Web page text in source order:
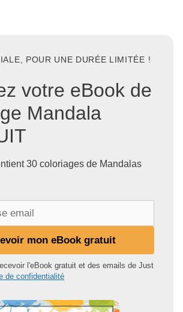
POUR UNE DURÉE LIMITÉE !
votre eBook de
Mandala
30 coloriages de Mandalas
mon eBook gratuit
l'eBook gratuit et des emails de Just
de confidentialité